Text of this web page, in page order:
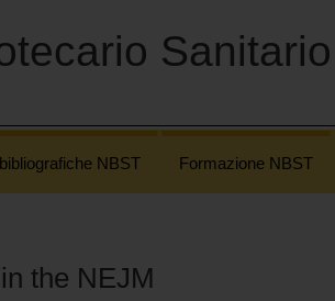
NBST Formazione NBST
the NEJM